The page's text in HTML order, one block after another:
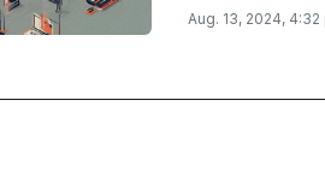
Aug. 13, 2024, 4:32